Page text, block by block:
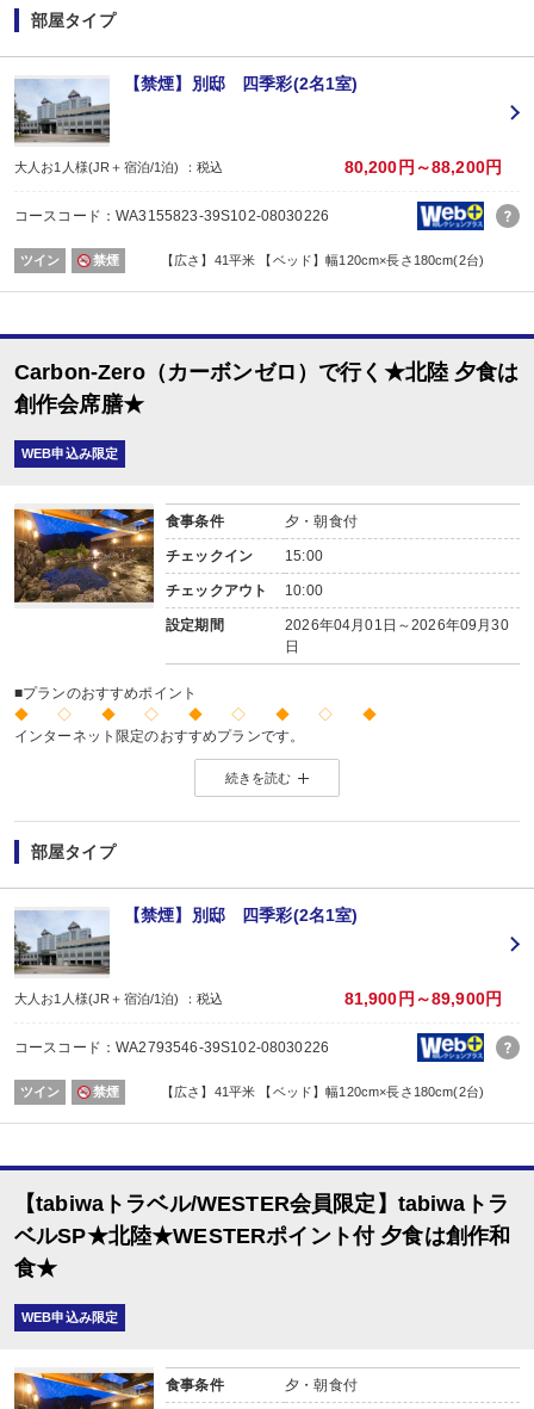
■夕食
場所:
その他（レストラン又は広間 ※お選びいただけません。）
内容:
創作和食（季節毎に内容変更されます。）
【時間】前半17：30～19：00/後半19：30～21：00
※夕食開始時間は予約条件入力の画面でチェックを入れてください。
■朝食
場所:
その他（レストラン又は広間 ※お選びいただけません。）
内容:
部屋タイプ
【禁煙】別邸 四季彩(2名1室)
大人お1人様(JR＋宿泊/1泊) ：税込 80,200円～88,200円
コースコード：WA3155823-39S102-08030226
ツイン 禁煙 【広さ】41平米 【ベッド】幅120cm×長さ180cm(2台)
Carbon-Zero（カーボンゼロ）で行く★北陸 夕食は
創作会席膳★
WEB申込み限定
食事条件 夕・朝食付
チェックイン 15:00
チェックアウト 10:00
設定期間
2026年04月01日～2026年09月30
日
■プランのおすすめポイント
◆ ◇ ◆ ◇ ◆ ◇ ◆ ◇ ◆
インターネット限定のおすすめプランです。
※店頭・電話・メールでのお問合せや申込みは出来ません。
◆ ◇ ◆ ◇ ◆ ◇ ◆ ◇ ◆
【お楽しみメニュー】
・記念日の方にオリジナルデザートをご用意
（誕生日・結婚記念日・賀寿・その他の記念日/要事前予約）
※期間は問いませんが極端に該当日がずれている場合は対応できません。
※証明できるものをお持ちください。
※記念日の内容（例：誕生日）、記念日の対象者（名前）、記念日の日にちを
■夕食
内容:
創作会席膳（季節毎に内容変更されます。）
【時間】前半17：30～19：00/後半19：30～21：00
※夕食開始時間は予約条件入力の画面でチェックを入れてください。
※予約がない場合は当日先着順となります。
場所:
その他（レストラン又は宴会場又は食事処 ※お選びいただけません。）
和定食
続きを読む
部屋タイプ
【禁煙】別邸 四季彩(2名1室)
大人お1人様(JR＋宿泊/1泊) ：税込 81,900円～89,900円
コースコード：WA2793546-39S102-08030226
ツイン 禁煙 【広さ】41平米 【ベッド】幅120cm×長さ180cm(2台)
【tabiwaトラベル/WESTER会員限定】tabiwaトラ
ベルSP★北陸★WESTERポイント付 夕食は創作和
食★
WEB申込み限定
食事条件 夕・朝食付